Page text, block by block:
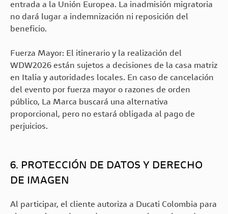
entrada a la Unión Europea. La inadmisión migratoria
no dará lugar a indemnización ni reposición del
beneficio.
Fuerza Mayor: El itinerario y la realización del
WDW2026 están sujetos a decisiones de la casa matriz
en Italia y autoridades locales. En caso de cancelación
del evento por fuerza mayor o razones de orden
público, La Marca buscará una alternativa
proporcional, pero no estará obligada al pago de
perjuicios.
6. PROTECCIÓN DE DATOS Y DERECHO
DE IMAGEN
Al participar, el cliente autoriza a Ducati Colombia para